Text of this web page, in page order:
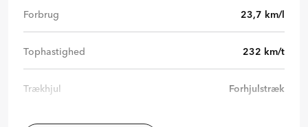
Forbrug 23,7 km/l
Tophastighed 232 km/t
Trækhjul Forhjulstræk